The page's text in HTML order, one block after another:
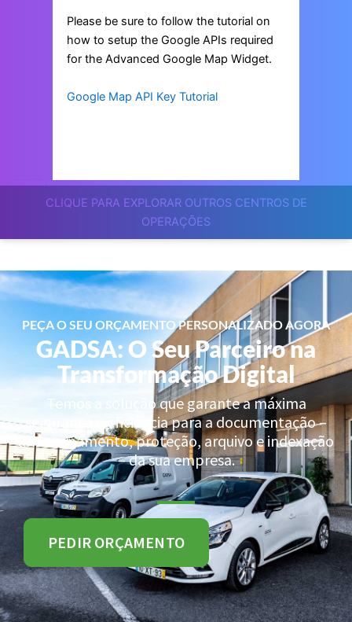
CLIQUE PARA EXPLORAR OUTROS CENTROS DE
OPERAÇÕES
Please be sure to follow the tutorial on
how to setup the Google APIs required
for the Advanced Google Map Widget.
Google Map API Key Tutorial
PEÇA O SEU ORÇAMENTO PERSONALIZADO AGORA
GADSA: O Seu Parceiro na
Transformação Digital
Temos a solução que garante a máxima
segurança e eficiência para a documentação –
armazenamento, proteção, arquivo e indexação
– da sua empresa.
PEDIR ORÇAMENTO